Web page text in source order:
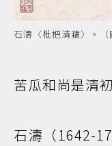
石濤〈枇杷清藕〉。（
苦瓜和尚是清
石濤（1642-